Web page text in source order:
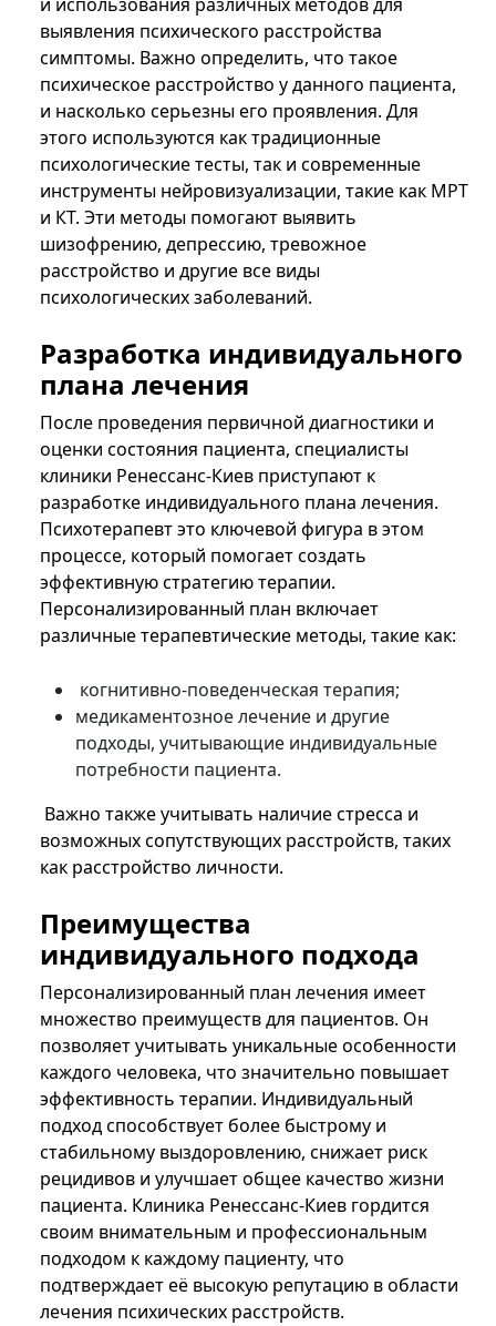
выявления психического расстройства
симптомы. Важно определить, что такое
психическое расстройство у данного пациента,
и насколько серьезны его проявления. Для
этого используются как традиционные
психологические тесты, так и современные
инструменты нейровизуализации, такие как МРТ
и КТ. Эти методы помогают выявить
шизофрению, депрессию, тревожное
расстройство и другие все виды
психологических заболеваний.
Разработка индивидуального
плана лечения
После проведения первичной диагностики и
оценки состояния пациента, специалисты
клиники Ренессанс-Киев приступают к
разработке индивидуального плана лечения.
Психотерапевт это ключевой фигура в этом
процессе, который помогает создать
эффективную стратегию терапии.
Персонализированный план включает
различные терапевтические методы, такие как:
когнитивно-поведенческая терапия;
медикаментозное лечение и другие
подходы, учитывающие индивидуальные
потребности пациента.
Важно также учитывать наличие стресса и
возможных сопутствующих расстройств, таких
как расстройство личности.
Преимущества
индивидуального подхода
Персонализированный план лечения имеет
множество преимуществ для пациентов. Он
позволяет учитывать уникальные особенности
каждого человека, что значительно повышает
эффективность терапии. Индивидуальный
подход способствует более быстрому и
стабильному выздоровлению, снижает риск
рецидивов и улучшает общее качество жизни
пациента. Клиника Ренессанс-Киев гордится
своим внимательным и профессиональным
подходом к каждому пациенту, что
подтверждает её высокую репутацию в области
лечения психических расстройств.